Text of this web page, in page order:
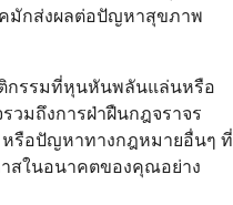
มักส่งผลต่อปัญหาสุขภาพ
กรรมที่หุนหันพลันแล่นหรือ
วมถึงการฝ่าฝืนกฎจราจร
รือปัญหาทางกฎหมายอื่นๆ ที่
สในอนาคตของคุณอย่าง